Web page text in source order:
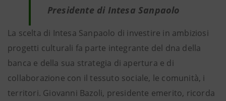
Presidente di Intesa Sanpaolo
La scelta di Intesa Sanpaolo di investire in ambiziosi
progetti culturali fa parte integrante del dna della
banca e della sua strategia di apertura e di
collaborazione con il tessuto sociale, le comunità, i
territori. Giovanni Bazoli, presidente emerito, ricorda